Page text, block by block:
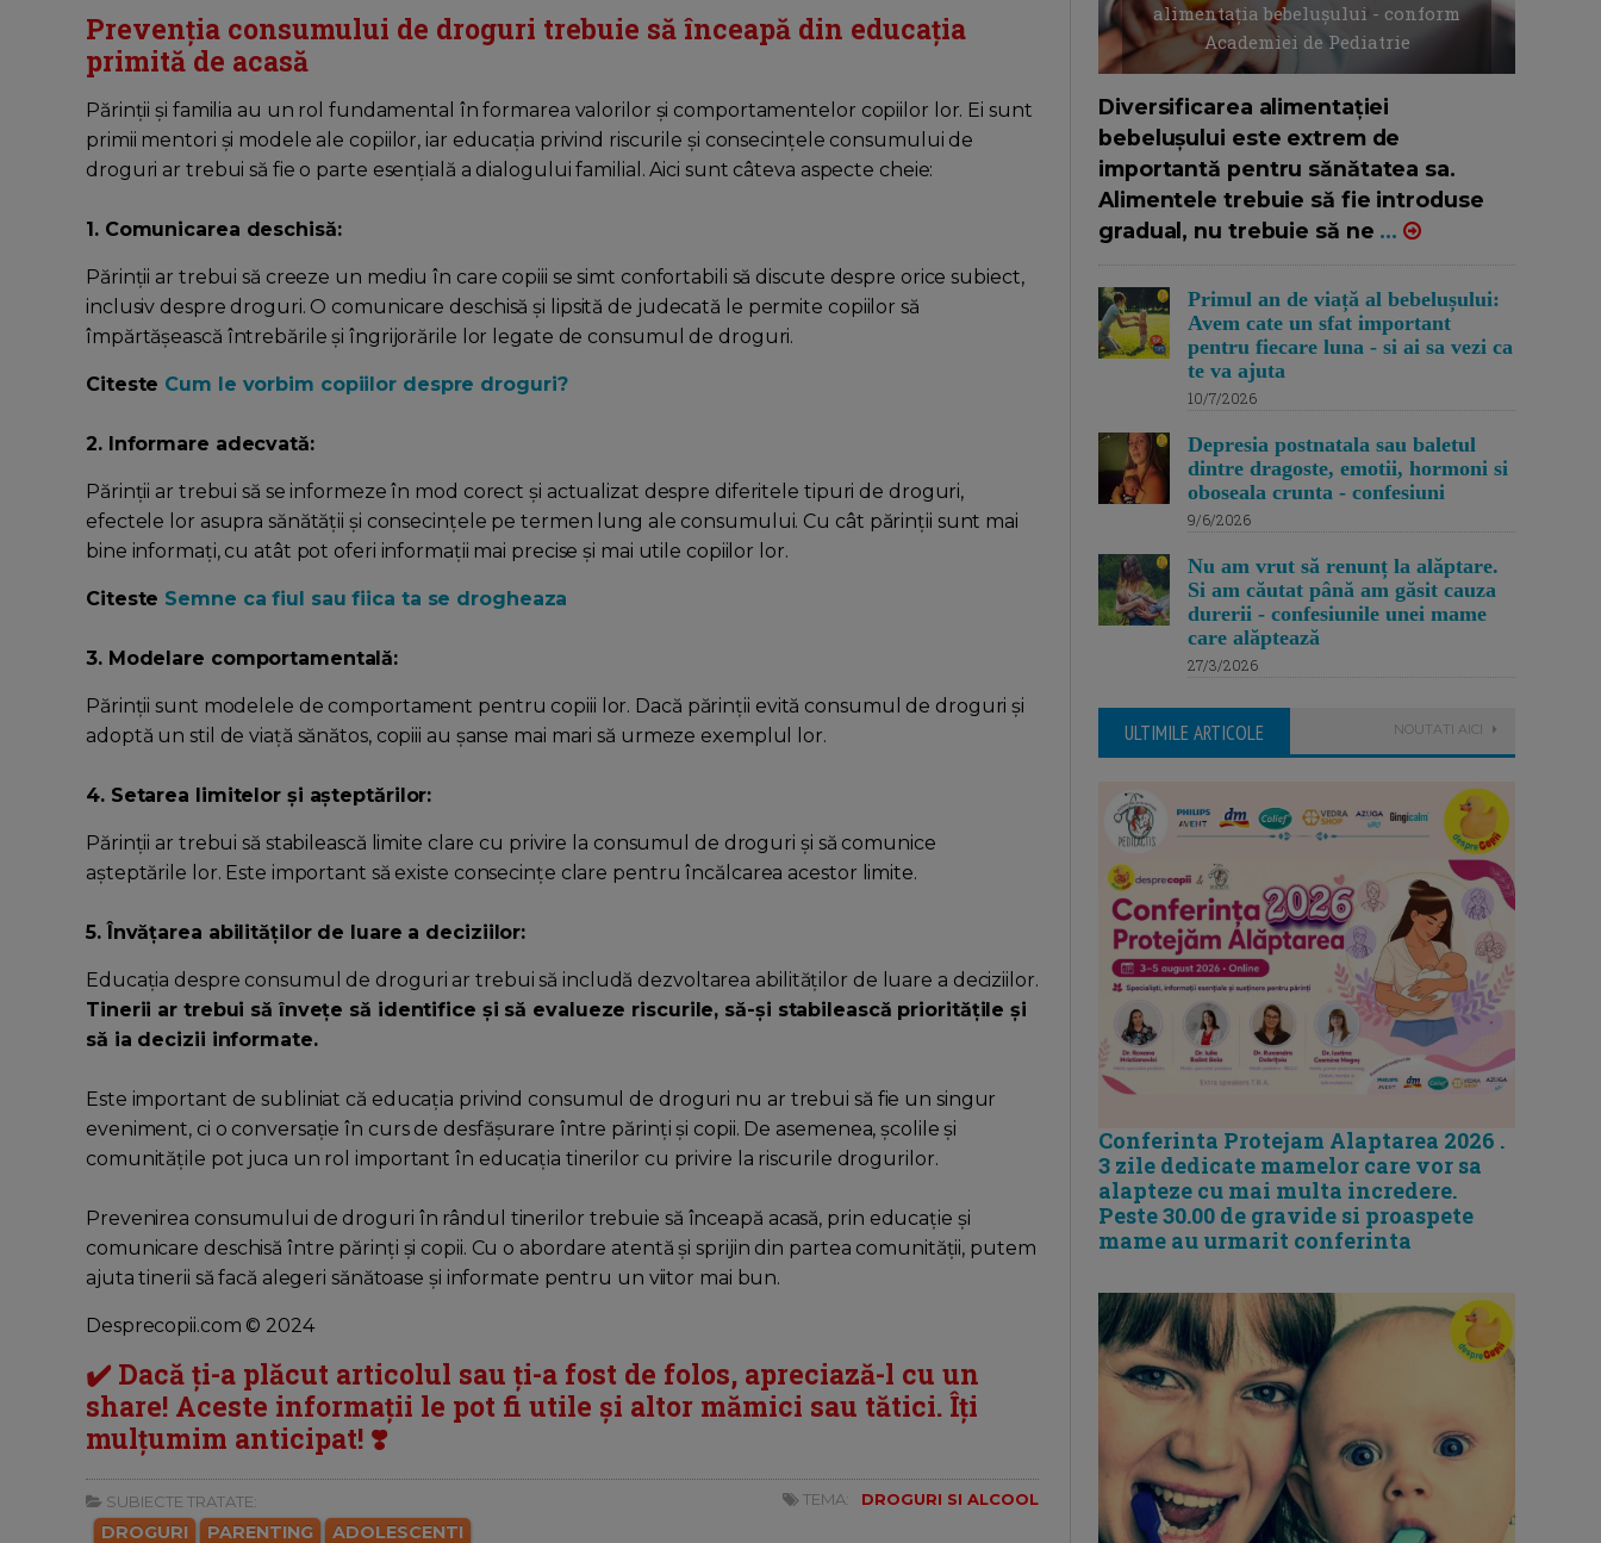
Prevenția consumului de droguri trebuie să înceapă din educația
primită de acasă
Părinții și familia au un rol fundamental în formarea valorilor și comportamentelor copiilor lor. Ei sunt
primii mentori și modele ale copiilor, iar educația privind riscurile și consecințele consumului de
droguri ar trebui să fie o parte esențială a dialogului familial. Aici sunt câteva aspecte cheie:
1. Comunicarea deschisă:
Părinții ar trebui să creeze un mediu în care copiii se simt confortabili să discute despre orice subiect,
inclusiv despre droguri. O comunicare deschisă și lipsită de judecată le permite copiilor să
împărtășească întrebările și îngrijorările lor legate de consumul de droguri.
Citeste Cum le vorbim copiilor despre droguri?
2. Informare adecvată:
Părinții ar trebui să se informeze în mod corect și actualizat despre diferitele tipuri de droguri,
efectele lor asupra sănătății și consecințele pe termen lung ale consumului. Cu cât părinții sunt mai
bine informați, cu atât pot oferi informații mai precise și mai utile copiilor lor.
Citeste Semne ca fiul sau fiica ta se drogheaza
3. Modelare comportamentală:
Părinții sunt modelele de comportament pentru copiii lor. Dacă părinții evită consumul de droguri și
adoptă un stil de viață sănătos, copiii au șanse mai mari să urmeze exemplul lor.
4. Setarea limitelor și așteptărilor:
Părinții ar trebui să stabilească limite clare cu privire la consumul de droguri și să comunice
așteptările lor. Este important să existe consecințe clare pentru încălcarea acestor limite.
5. Învățarea abilităților de luare a deciziilor:
Educația despre consumul de droguri ar trebui să includă dezvoltarea abilităților de luare a deciziilor.
Tinerii ar trebui să învețe să identifice și să evalueze riscurile, să-și stabilească prioritățile și
să ia decizii informate.
Este important de subliniat că educația privind consumul de droguri nu ar trebui să fie un singur
eveniment, ci o conversație în curs de desfășurare între părinți și copii. De asemenea, școlile și
comunitățile pot juca un rol important în educația tinerilor cu privire la riscurile drogurilor.
Prevenirea consumului de droguri în rândul tinerilor trebuie să înceapă acasă, prin educație și
comunicare deschisă între părinți și copii. Cu o abordare atentă și sprijin din partea comunității, putem
ajuta tinerii să facă alegeri sănătoase și informate pentru un viitor mai bun.
Desprecopii.com © 2024
✔️ Dacă ți-a plăcut articolul sau ți-a fost de folos, apreciază-l cu un
share! Aceste informații le pot fi utile și altor mămici sau tătici. Îți
mulțumim anticipat! ❣️
SUBIECTE TRATATE:
DROGURI PARENTING ADOLESCENTI
TEMA: DROGURI SI ALCOOL
alimentația bebelușului - conform
Academiei de Pediatrie
Diversificarea alimentației
bebelușului este extrem de
importantă pentru sănătatea sa.
Alimentele trebuie să fie introduse
gradual, nu trebuie să ne ...
Primul an de viață al bebelușului:
Avem cate un sfat important
pentru fiecare luna - si ai sa vezi ca
te va ajuta
10/7/2026
Depresia postnatala sau baletul
dintre dragoste, emotii, hormoni si
oboseala crunta - confesiuni
9/6/2026
Nu am vrut să renunț la alăptare.
Si am căutat până am găsit cauza
durerii - confesiunile unei mame
care alăptează
27/3/2026
ULTIMILE ARTICOLE NOUTATI AICI
Conferinta Protejam Alaptarea 2026 .
3 zile dedicate mamelor care vor sa
alapteze cu mai multa incredere.
Peste 30.00 de gravide si proaspete
mame au urmarit conferinta